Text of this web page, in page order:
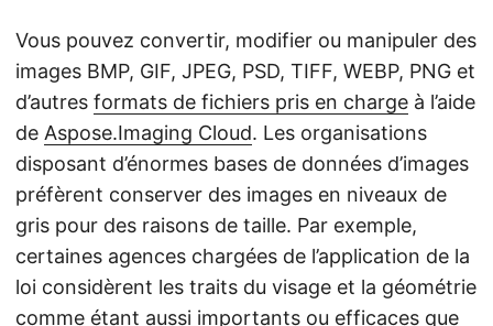
Vous pouvez convertir, modifier ou manipuler des
images BMP, GIF, JPEG, PSD, TIFF, WEBP, PNG et
d’autres formats de fichiers pris en charge à l’aide
de Aspose.Imaging Cloud. Les organisations
disposant d’énormes bases de données d’images
préfèrent conserver des images en niveaux de
gris pour des raisons de taille. Par exemple,
certaines agences chargées de l’application de la
loi considèrent les traits du visage et la géométrie
comme étant aussi importants ou efficaces que